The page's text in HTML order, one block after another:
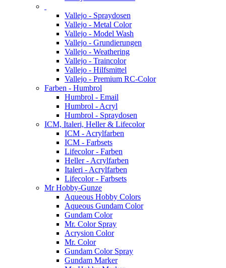
Vallejo - Spraydosen
Vallejo - Metal Color
Vallejo - Model Wash
Vallejo - Grundierungen
Vallejo - Weathering
Vallejo - Traincolor
Vallejo - Hilfsmittel
Vallejo - Premium RC-Color
Farben - Humbrol
Humbrol - Email
Humbrol - Acryl
Humbrol - Spraydosen
ICM, Italeri, Heller & Lifecolor
ICM - Acrylfarben
ICM - Farbsets
Lifecolor - Farben
Heller - Acrylfarben
Italeri - Acrylfarben
Lifecolor - Farbsets
Mr Hobby-Gunze
Aqueous Hobby Colors
Aqueous Gundam Color
Gundam Color
Mr. Color Spray
Acrysion Color
Mr. Color
Gundam Color Spray
Gundam Marker